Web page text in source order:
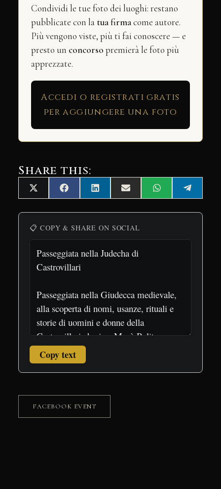
Condividi le tue foto dei luoghi: restano
pubblicate con la tua firmacome autore.
Più vengono viste, più ti fai conoscere — e
presto un concorso premierà le foto più
apprezzate.
Accedi o registrati gratis
per aggiungere una foto
Share this:
Share
on
X
(Twitter)
Share
on
FacebookShare
on
LinkedInShare
on
Email Share
on
WhatsAppShare
on
📋 COPY & SHARE ON SOCIAL
Copy text
FACEBOOK EVENT